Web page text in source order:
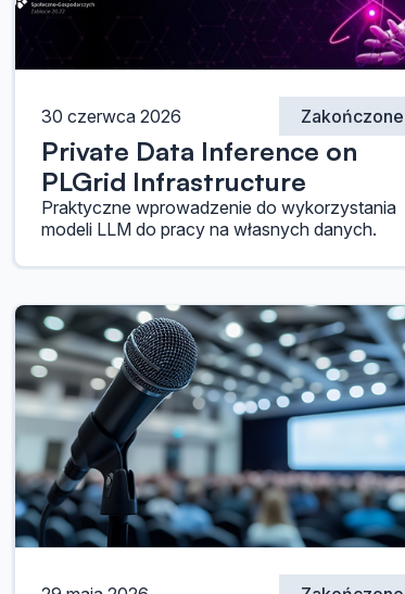
Zakończone
30 czerwca 2026
Private Data Inference on
PLGrid Infrastructure
Praktyczne wprowadzenie do wykorzystania
modeli LLM do pracy na własnych danych.